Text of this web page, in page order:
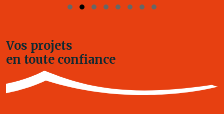
Vos projets
en toute confiance